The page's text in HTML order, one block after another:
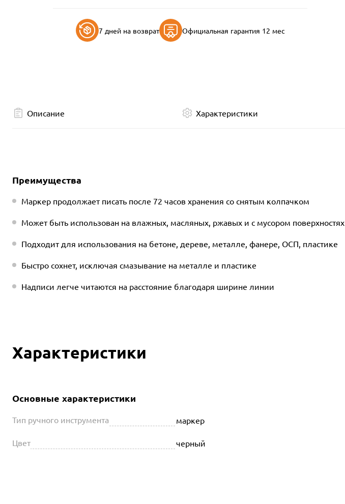
7 дней на возврат Официальная гарантия 12 мес
Описание Характеристики
Преимущества
Маркер продолжает писать после 72 часов хранения со снятым колпачком
Может быть использован на влажных, масляных, ржавых и с мусором поверхностях
Подходит для использования на бетоне, дереве, металле, фанере, ОСП, пластике
Быстро сохнет, исключая смазывание на металле и пластике
Надписи легче читаются на расстояние благодаря ширине линии
Характеристики
Основные характеристики
Тип ручного инструмента маркер
Цвет черный